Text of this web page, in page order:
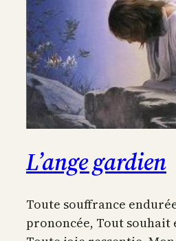
L’ange gardien
Toute souffrance
prononcée, Tout souhait